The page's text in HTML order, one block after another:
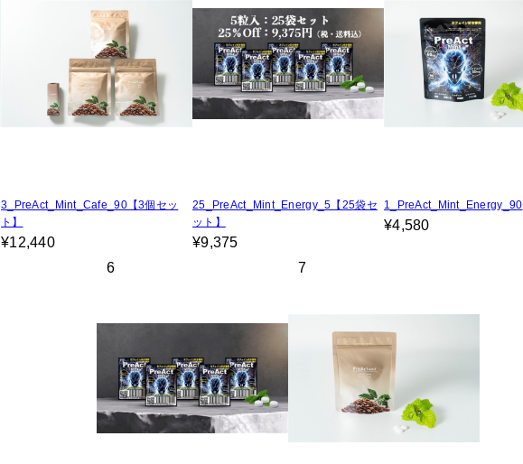
3_PreAct_Mint_Cafe_90【3個セッ
ト】
¥12,440
25_PreAct_Mint_Energy_5【25袋セ
ット】
¥9,375
1_PreAct_Mint_Energy_90
¥4,580
6
7